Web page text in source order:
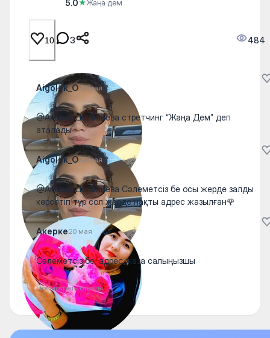
5.0★Жаңа дем
10 3 484
Aigolek_O22 мая
@Акерке Досалиева стретчинг “Жаңа Дем” деп
аталады
Aigolek_O22 мая
@Акерке Досалиева Сәлеметсіз бе осы жерде залды
көрсетіп тұр сол жерде нақты адрес жазылған🌹
Акерке20 мая
Сәлеметсіз бе, адрес жаза салыңызшы
Посмотреть ответы